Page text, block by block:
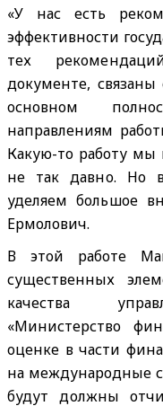
«У нас есть
эффективности
тех
документе,
основном
направлениям
Какую-то работу мы
не так давно. Но
уделяем большое
Ермолович.
В этой работе
существенных
качества
«Министерство
оценке в части
на международные
будут должны